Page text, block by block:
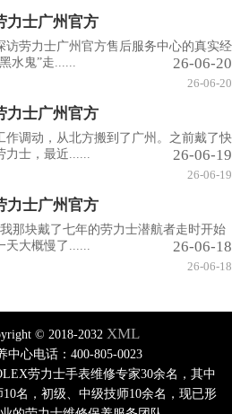
力士广州官方
访劳力士广州官方售后服务中心的真实经
水鬼”走......
26-06-20
26-06-20
力士广州官方
作调动，从北方搬到了广州。之前戴了快
力士，最近......
26-06-19
26-06-19
力士广州官方
那块戴了七年的劳力士潜航者走时开始
天大概慢了......
26-06-18
26-06-18
© 2018-2032 XML
中心电话：400-805-0023
劳力士手表维修专家30余名，其中
名，初级、中级技师10余名，现已形